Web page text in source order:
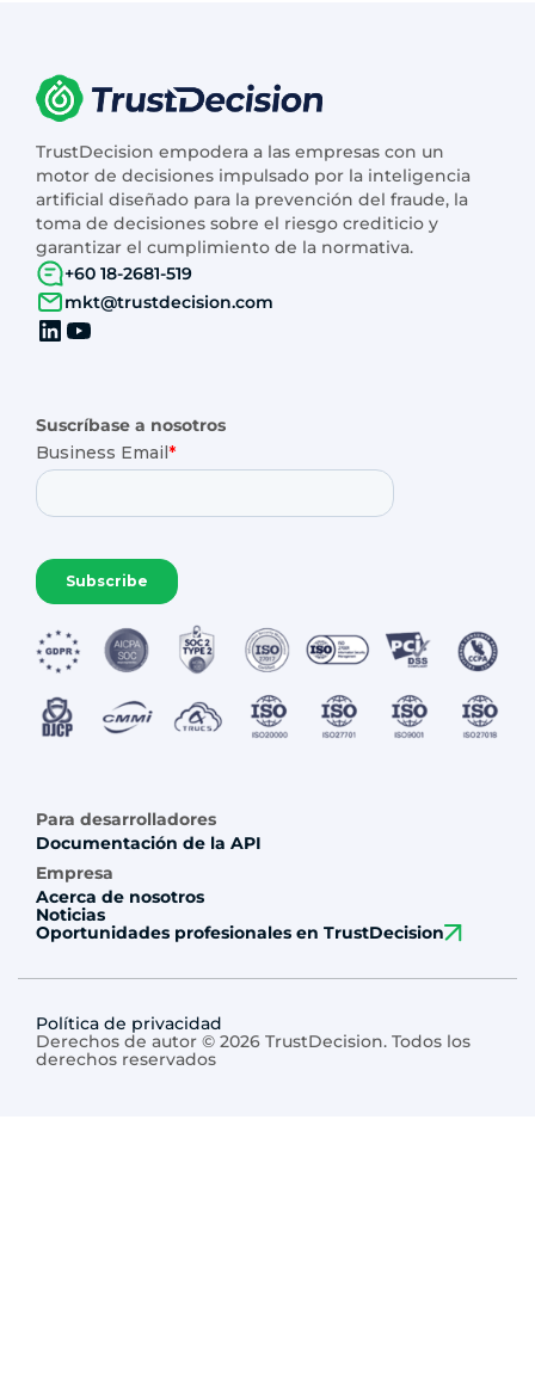
TrustDecision empodera a las empresas con un
motor de decisiones impulsado por la inteligencia
artificial diseñado para la prevención del fraude, la
toma de decisiones sobre el riesgo crediticio y
garantizar el cumplimiento de la normativa.
+60 18-2681-519
mkt@trustdecision.com
Suscríbase a nosotros
Para desarrolladores
Documentación de la API
Empresa
Acerca de nosotros
Noticias
Oportunidades profesionales en TrustDecision
Política de privacidad
Derechos de autor © 2026 TrustDecision. Todos los
derechos reservados